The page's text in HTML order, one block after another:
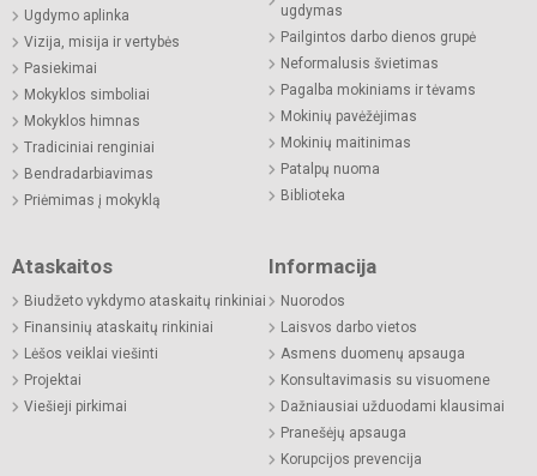
Ugdymo aplinka
Vizija, misija ir vertybės
Pasiekimai
Mokyklos simboliai
Mokyklos himnas
Tradiciniai renginiai
Bendradarbiavimas
Priėmimas į mokyklą
ugdymas
Pailgintos darbo dienos grupė
Neformalusis švietimas
Pagalba mokiniams ir tėvams
Mokinių pavėžėjimas
Mokinių maitinimas
Patalpų nuoma
Biblioteka
Ataskaitos
Biudžeto vykdymo ataskaitų rinkiniai
Finansinių ataskaitų rinkiniai
Lėšos veiklai viešinti
Projektai
Viešieji pirkimai
Informacija
Nuorodos
Laisvos darbo vietos
Asmens duomenų apsauga
Konsultavimasis su visuomene
Dažniausiai užduodami klausimai
Pranešėjų apsauga
Korupcijos prevencija